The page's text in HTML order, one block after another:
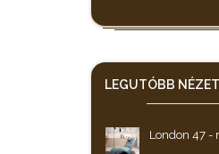
LEGUTÓBB
London 47 -